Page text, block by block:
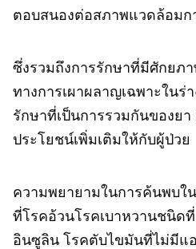
ตอบสนองต่อสภาพแวดล้อม
ซึ่งรวมถึงการรักษาที่มีศักยภ
ทางการเผาผลาญเฉพาะในร่
รักษาที่เป็นการรวมกันของย
ประโยชน์เพิ่มเติมให้กับผู้ป่วย
ความพยายามในการค้นพบใ
ที่โรคอ้วนโรคเบาหวานชนิด
อินซูลิน โรคตับไขมันที่ไม่มีแ